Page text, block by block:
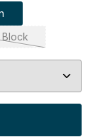
opzione non è al
la quantità